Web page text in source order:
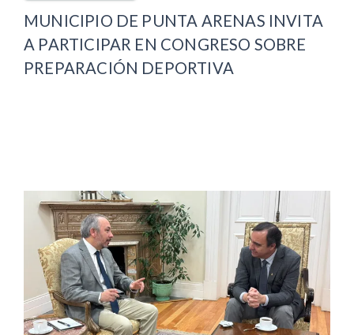
MUNICIPIO DE PUNTA ARENAS INVITA
A PARTICIPAR EN CONGRESO SOBRE
PREPARACIÓN DEPORTIVA